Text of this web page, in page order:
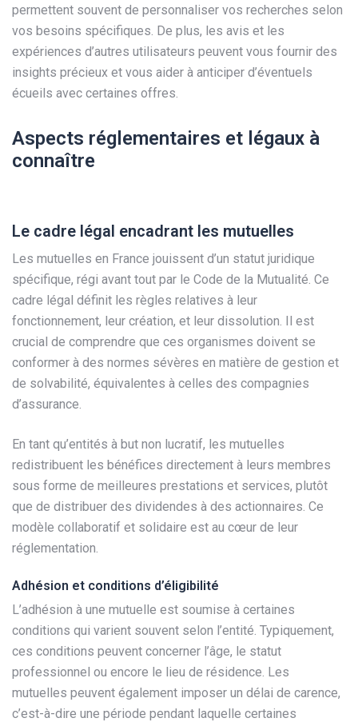
permettent souvent de personnaliser vos recherches selon
vos besoins spécifiques. De plus, les avis et les
expériences d’autres utilisateurs peuvent vous fournir des
insights précieux et vous aider à anticiper d’éventuels
écueils avec certaines offres.
Aspects réglementaires et légaux à
connaître
Le cadre légal encadrant les mutuelles
Les mutuelles en France jouissent d’un statut juridique
spécifique, régi avant tout par le Code de la Mutualité. Ce
cadre légal définit les règles relatives à leur
fonctionnement, leur création, et leur dissolution. Il est
crucial de comprendre que ces organismes doivent se
conformer à des normes sévères en matière de gestion et
de solvabilité, équivalentes à celles des compagnies
d’assurance.
En tant qu’entités à but non lucratif, les mutuelles
redistribuent les bénéfices directement à leurs membres
sous forme de meilleures prestations et services, plutôt
que de distribuer des dividendes à des actionnaires. Ce
modèle collaboratif et solidaire est au cœur de leur
réglementation.
Adhésion et conditions d’éligibilité
L’adhésion à une mutuelle est soumise à certaines
conditions qui varient souvent selon l’entité. Typiquement,
ces conditions peuvent concerner l’âge, le statut
professionnel ou encore le lieu de résidence. Les
mutuelles peuvent également imposer un délai de carence,
c’est-à-dire une période pendant laquelle certaines